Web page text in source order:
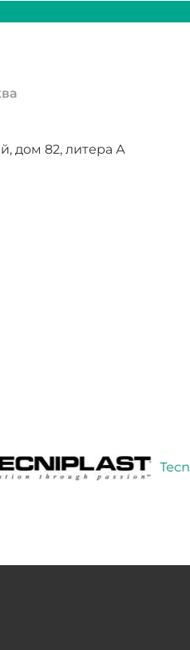
дом 82, литера А
Tecniplast